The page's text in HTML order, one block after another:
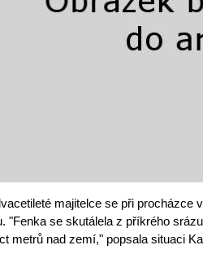
majitelce se při
"Fenka se skutálela z příkrého
metrů nad zemí," popsala situaci